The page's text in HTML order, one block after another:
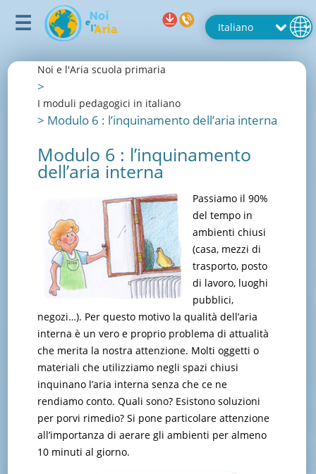
Noi e l'Aria scuola primaria
>
I moduli pedagogici in italiano
> Modulo 6 : l’inquinamento dell’aria interna
Modulo 6 : l’inquinamento
dell’aria interna
Passiamo il 90%
del tempo in
ambienti chiusi
(casa, mezzi di
trasporto, posto
di lavoro, luoghi
pubblici,
negozi…). Per questo motivo la qualità dell’aria
interna è un vero e proprio problema di attualità
che merita la nostra attenzione. Molti oggetti o
materiali che utilizziamo negli spazi chiusi
inquinano l’aria interna senza che ce ne
rendiamo conto. Quali sono? Esistono soluzioni
per porvi rimedio? Si pone particolare attenzione
all’importanza di aerare gli ambienti per almeno
10 minuti al giorno.